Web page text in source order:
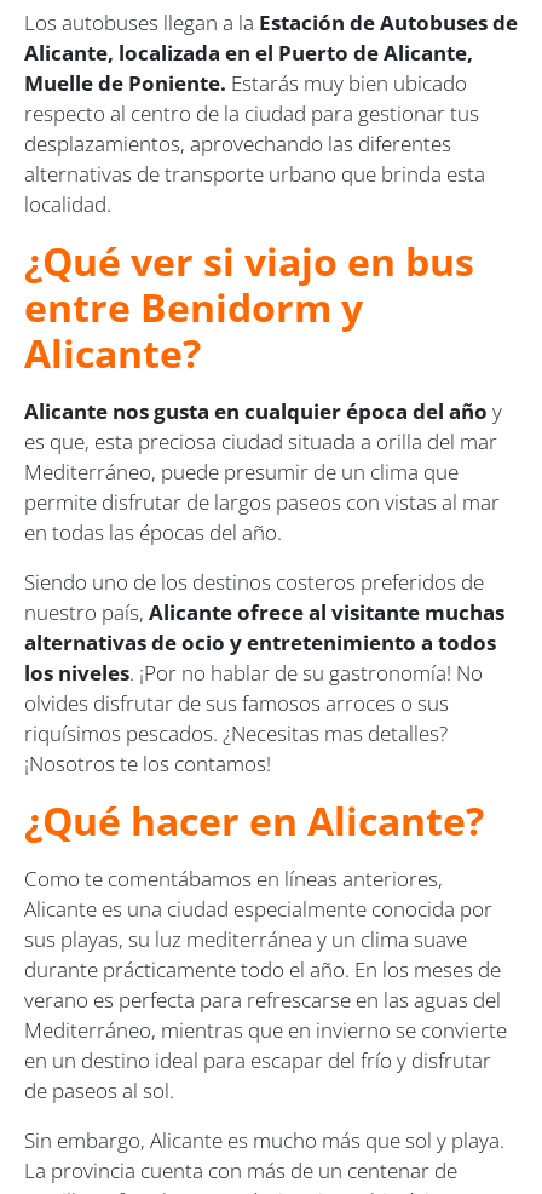
Los autobuses llegan a la Estación de Autobuses de
Alicante, localizada en el Puerto de Alicante,
Muelle de Poniente. Estarás muy bien ubicado
respecto al centro de la ciudad para gestionar tus
desplazamientos, aprovechando las diferentes
alternativas de transporte urbano que brinda esta
localidad.
¿Qué ver si viajo en bus
entre Benidorm y
Alicante?
Alicante nos gusta en cualquier época del año y
es que, esta preciosa ciudad situada a orilla del mar
Mediterráneo, puede presumir de un clima que
permite disfrutar de largos paseos con vistas al mar
en todas las épocas del año.
Siendo uno de los destinos costeros preferidos de
nuestro país, Alicante ofrece al visitante muchas
alternativas de ocio y entretenimiento a todos
los niveles. ¡Por no hablar de su gastronomía! No
olvides disfrutar de sus famosos arroces o sus
riquísimos pescados. ¿Necesitas mas detalles?
¡Nosotros te los contamos!
¿Qué hacer en Alicante?
Como te comentábamos en líneas anteriores,
Alicante es una ciudad especialmente conocida por
sus playas, su luz mediterránea y un clima suave
durante prácticamente todo el año. En los meses de
verano es perfecta para refrescarse en las aguas del
Mediterráneo, mientras que en invierno se convierte
en un destino ideal para escapar del frío y disfrutar
de paseos al sol.
Sin embargo, Alicante es mucho más que sol y playa.
La provincia cuenta con más de un centenar de